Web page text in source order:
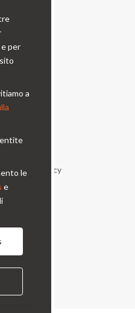
Privacy Policy
per
a
le
e